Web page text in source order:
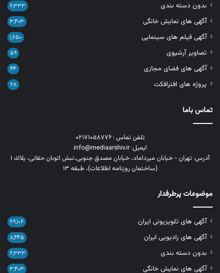
بدون دسته بندی ۶,۳۳۳
آگهی های نمایش خانگی ۳,۴۰۳
آگهی فیلم های سینمایی ۱,۶۵۰
تصاویر آرشیوی ۵۹
آگهی های فضای مجازی ۴۴
پروژه های افترافکت ۲۸
تماس باما
تلفن تماس : ۰۲۱۷۱۰۵۸۷۷۶
ایمیل: info@mediaarshiv.ir
آدرس: تهران - خیابان میرداماد، خیابان مصدق جنوبی،نبش اتوبان حقانی، پلاك ١
(ساختمان روزنامه اطلاعات)، طبقه ۱۳
موضوعات پرطرفدار
آگهی های تلویزیونی ایران ۶۹,۱۰۶
آگهی های رادیویی ایران ۸,۴۴۵
بدون دسته بندی ۶,۳۳۳
آگهی های نمایش خانگی ۳,۴۰۳